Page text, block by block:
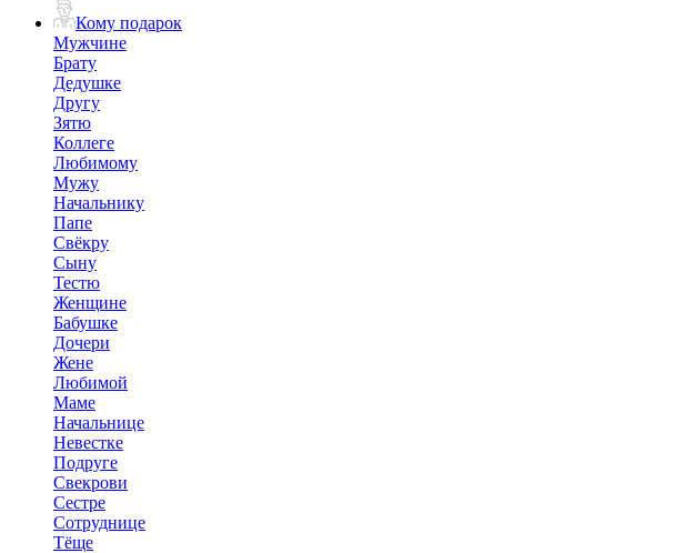
Кому подарок
Мужчине
Брату
Дедушке
Другу
Зятю
Коллеге
Любимому
Мужу
Начальнику
Папе
Свёкру
Сыну
Тестю
Женщине
Бабушке
Дочери
Жене
Любимой
Маме
Начальнице
Невестке
Подруге
Свекрови
Сестре
Сотруднице
Тёще